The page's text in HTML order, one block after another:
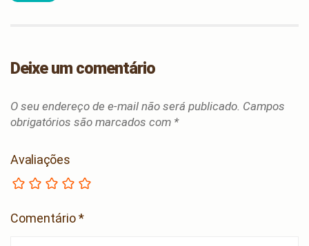
Deixe um comentário
O seu endereço de e-mail não será publicado. Campos
obrigatórios são marcados com *
Avaliações
Comentário*